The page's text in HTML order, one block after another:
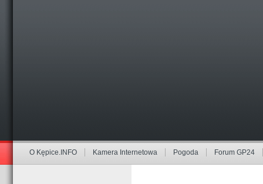
O Kępice.INFO Kamera Internetowa Pogoda Forum GP24